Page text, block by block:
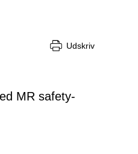
Udskriv
MR safety-